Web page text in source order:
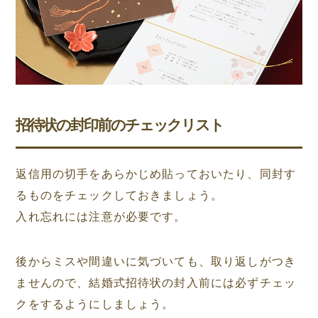
招待状の封印前のチェックリスト
返信用の切手をあらかじめ貼っておいたり、同封す
るものをチェックしておきましょう。
入れ忘れには注意が必要です。
後からミスや間違いに気づいても、取り返しがつき
ませんので、結婚式招待状の封入前には必ずチェッ
クをするようにしましょう。